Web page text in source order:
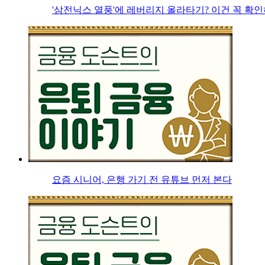
'삼전닉스 열풍'에 레버리지 올라타기? 이건 꼭 확
요즘 시니어, 은행 가기 전 유튜브 먼저 본다